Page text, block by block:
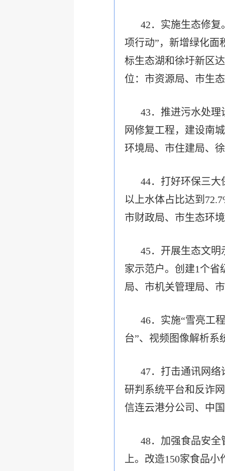
42．实施生态修
项行动”，新增绿化面
标生态湖和徐圩新区
位：市资源局、市生
43．推进污水处
网修复工程，建设南
环境局、市住建局、
44．打好环保三
以上水体占比达到
市财政局、市生态环
45．开展生态文明
家示范户。创建1个省
局、市机关管理局、
46．实施“雪亮工
台”、视频图像解析系
47．打击通讯网
研判系统平台和反诈
信连云港分公司、中
48．加强食品安
上。改造150家食品